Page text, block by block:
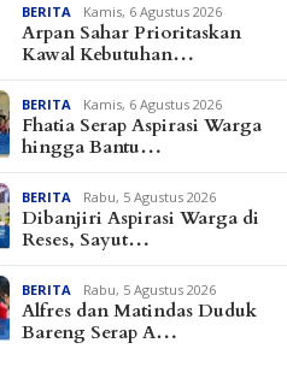
BERITA Kamis, 6 Agustus 2026
Arpan Sahar Prioritaskan
Kawal Kebutuhan…
BERITA Kamis, 6 Agustus 2026
Fhatia Serap Aspirasi Warga
hingga Bantu…
BERITA Rabu, 5 Agustus 2026
Dibanjiri Aspirasi Warga di
Reses, Sayut…
BERITA Rabu, 5 Agustus 2026
Alfres dan Matindas Duduk
Bareng Serap A…